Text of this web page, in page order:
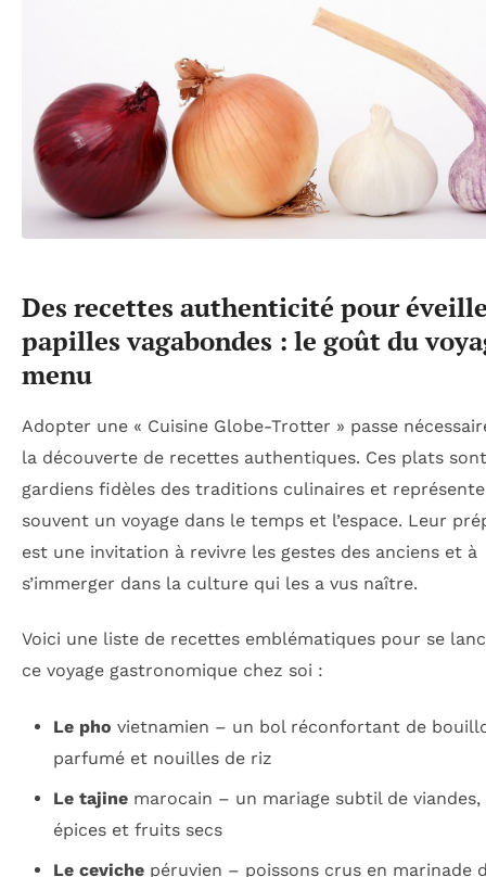
Des recettes authenticité pour
papilles vagabondes : le goût du
menu
Adopter une « Cuisine Globe-Trotter » passe
la découverte de recettes authentiques. Ces plats
gardiens fidèles des traditions culinaires et
souvent un voyage dans le temps et l’espace. Leur
est une invitation à revivre les gestes des anciens et à
s’immerger dans la culture qui les a vus naître.
Voici une liste de recettes emblématiques pour se
ce voyage gastronomique chez soi :
Le pho vietnamien – un bol réconfortant de
parfumé et nouilles de riz
Le tajinemarocain – un mariage subtil de viandes,
épices et fruits secs
Le cevichepéruvien – poissons crus en marinade